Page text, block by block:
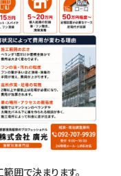
囲で決まります。